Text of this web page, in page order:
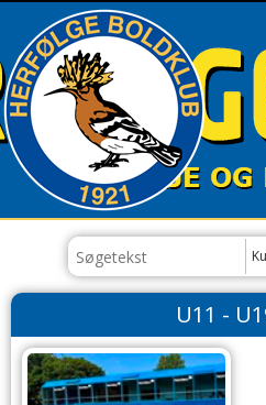
U11 -